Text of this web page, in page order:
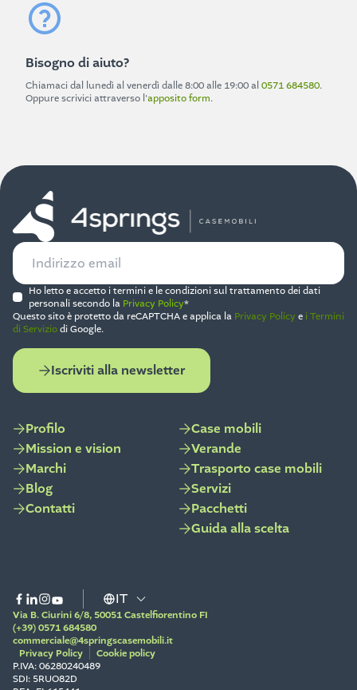
Bisogno di aiuto?
Chiamaci dal lunedì al venerdì dalle 8:00 alle 19:00 al 0571 684580.
Oppure scrivici attraverso l'apposito form.
Ho letto e accetto i termini e le condizioni sul trattamento dei dati
personali secondo la Privacy Policy*
Questo sito è protetto da reCAPTCHA e applica la Privacy Policy e i Termini
di Serviziodi Google.
Iscriviti alla newsletter
Profilo
Mission e vision
Marchi
Blog
Contatti
Case mobili
Verande
Trasporto case mobili
Servizi
Pacchetti
Guida alla scelta
Via B. Ciurini 6/8, 50051 Castelfiorentino FI
(+39) 0571 684580
commerciale@4springscasemobili.it
Privacy Policy
Cookie policy
P.IVA: 06280240489
SDI: 5RUO82D